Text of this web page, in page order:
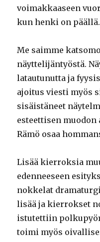
voimakkaaseen
kun henki on päällä.
Me saimme
näyttelijäntyöstä.
latautunutta ja
ajoitus viesti myös
sisäistäneet
esteettisen muodon
Rämö osaa
Lisää kierroksia
edenneeseen
nokkelat
lisää ja kierrokset
istutettiin
toimi myös